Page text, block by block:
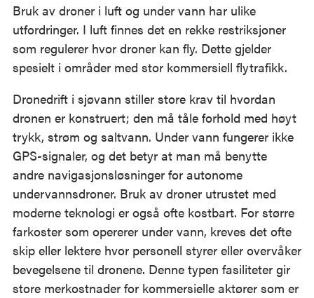
Bruk av droner i luft og under vann har ulike
utfordringer. I luft finnes det en rekke restriksjoner
som regulerer hvor droner kan fly. Dette gjelder
spesielt i områder med stor kommersiell flytrafikk.
Dronedrift i sjøvann stiller store krav til hvordan
dronen er konstruert; den må tåle forhold med høyt
trykk, strøm og saltvann. Under vann fungerer ikke
GPS-signaler, og det betyr at man må benytte
andre navigasjonsløsninger for autonome
undervannsdroner. Bruk av droner utrustet med
moderne teknologi er også ofte kostbart. For større
farkoster som opererer under vann, kreves det ofte
skip eller lektere hvor personell styrer eller overvåker
bevegelsene til dronene. Denne typen fasiliteter gir
store merkostnader for kommersielle aktører som er